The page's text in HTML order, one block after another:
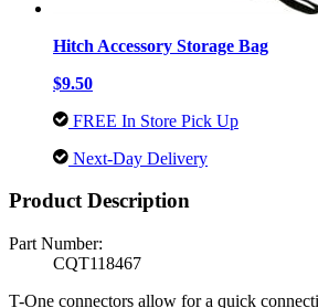
Hitch Accessory Storage Bag
$9.50
FREE In Store Pick Up
Next-Day Delivery
Product Description
Part Number:
CQT118467
T-One connectors allow for a quick